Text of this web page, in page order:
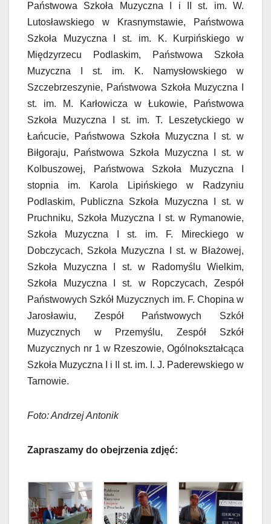
Państwowa Szkoła Muzyczna I i II st. im. W.
Lutosławskiego w Krasnymstawie, Państwowa
Szkoła Muzyczna I st. im. K. Kurpińskiego w
Międzyrzecu Podlaskim, Państwowa Szkoła
Muzyczna I st. im. K. Namysłowskiego w
Szczebrzeszynie, Państwowa Szkoła Muzyczna I
st. im. M. Karłowicza w Łukowie, Państwowa
Szkoła Muzyczna I st. im. T. Leszetyckiego w
Łańcucie, Państwowa Szkoła Muzyczna I st. w
Biłgoraju, Państwowa Szkoła Muzyczna I st. w
Kolbuszowej, Państwowa Szkoła Muzyczna I
stopnia im. Karola Lipińskiego w Radzyniu
Podlaskim, Publiczna Szkoła Muzyczna I st. w
Pruchniku, Szkoła Muzyczna I st. w Rymanowie,
Szkoła Muzyczna I st. im. F. Mireckiego w
Dobczycach, Szkoła Muzyczna I st. w Błażowej,
Szkoła Muzyczna I st. w Radomyślu Wielkim,
Szkoła Muzyczna I st. w Ropczycach, Zespół
Państwowych Szkół Muzycznych im. F. Chopina w
Jarosławiu, Zespół Państwowych Szkół
Muzycznych w Przemyślu, Zespół Szkół
Muzycznych nr 1 w Rzeszowie, Ogólnokształcąca
Szkoła Muzyczna I i II st. im. I. J. Paderewskiego w
Tarnowie.
Foto: Andrzej Antonik
Zapraszamy do obejrzenia zdjęć: